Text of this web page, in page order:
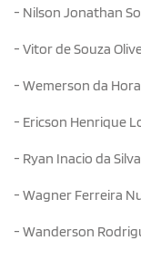
- Nilson Jonathan
- Vitor de Souza
- Wemerson da Hora
- Ericson Henrique
- Ryan Inacio da Silva
- Wagner Ferreira
- Wanderson